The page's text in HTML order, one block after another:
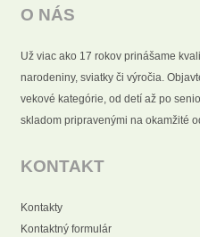
O NÁS
Už viac ako 17 rokov prinášame
narodeniny, sviatky či výročia.
vekové kategórie, od detí až po
skladom pripravenými na okamžité
KONTAKT
Kontakty
Kontaktný formulár